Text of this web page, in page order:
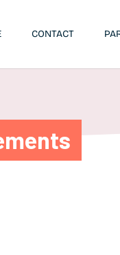
CONTACT